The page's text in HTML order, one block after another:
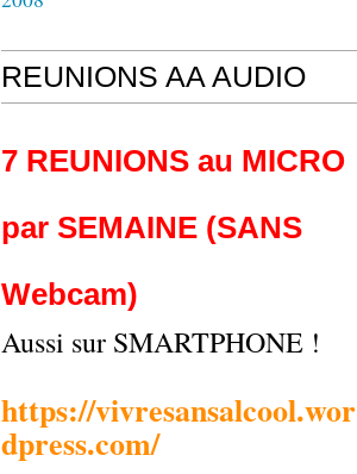
REUNIONS AA AUDIO
7 REUNIONS au MICRO
par SEMAINE (SANS
Webcam)
Aussi sur SMARTPHONE !
https://vivresansalcool.wor
dpress.com/